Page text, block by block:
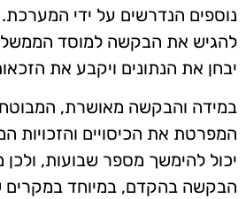
נוספים הנדרשים על ידי
להגיש את הבקשה למוסד
יבחן את הנתונים ויקבע את
במידה והבקשה מאושרת, המבוטח
המפרטת את הכיסויים והזכויות
יכול להימשך מספר שבועות,
הבקשה בהקדם, במיוחד במקרים